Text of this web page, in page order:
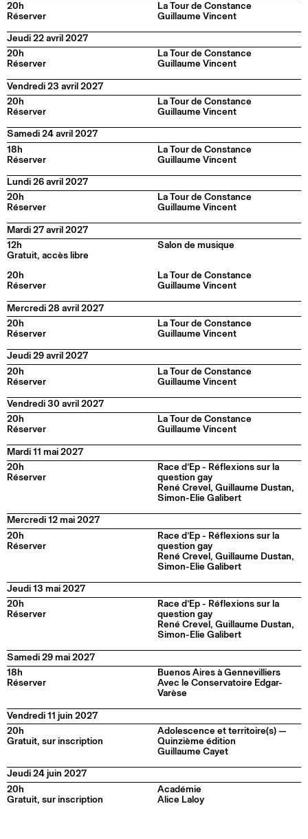
20h
Réserver
La Tour de Constance
Guillaume Vincent
Jeudi 22 avril 2027
20h
Réserver
La Tour de Constance
Guillaume Vincent
Vendredi 23 avril 2027
20h
Réserver
La Tour de Constance
Guillaume Vincent
Samedi 24 avril 2027
18h
Réserver
La Tour de Constance
Guillaume Vincent
Lundi 26 avril 2027
20h
Réserver
La Tour de Constance
Guillaume Vincent
Mardi 27 avril 2027
12h
Gratuit, accès libre
Salon de musique
20h
Réserver
La Tour de Constance
Guillaume Vincent
Mercredi 28 avril 2027
20h
Réserver
La Tour de Constance
Guillaume Vincent
Jeudi 29 avril 2027
20h
Réserver
La Tour de Constance
Guillaume Vincent
Vendredi 30 avril 2027
20h
Réserver
La Tour de Constance
Guillaume Vincent
Mardi 11 mai 2027
20h
Réserver
Race d’Ep - Réflexions sur la
question gay
René Crevel, Guillaume Dustan,
Simon-Elie Galibert
Mercredi 12 mai 2027
20h
Réserver
Race d’Ep - Réflexions sur la
question gay
René Crevel, Guillaume Dustan,
Simon-Elie Galibert
Jeudi 13 mai 2027
20h
Réserver
Race d’Ep - Réflexions sur la
question gay
René Crevel, Guillaume Dustan,
Simon-Elie Galibert
Samedi 29 mai 2027
18h
Réserver
Buenos Aires à Gennevilliers
Avec le Conservatoire Edgar-
Varèse
Vendredi 11 juin 2027
20h
Gratuit, sur inscription
Adolescence et territoire(s) —
Quinzième édition
Guillaume Cayet
Jeudi 24 juin 2027
20h
Gratuit, sur inscription
Académie
Alice Laloy